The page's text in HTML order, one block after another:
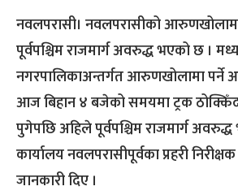
नवलपरासी। नवलपरासीको
पूर्वपश्चिम राजमार्ग अवरुद्ध भएको छ ।
नगरपालिकाअन्तर्गत आरुणखोलामा
आज बिहान ४ बजेको समयमा ट्रक
पुगेपछि अहिले पूर्वपश्चिम राजमार्ग अवरुद्ध
कार्यालय नवलपरासीपूर्वका प्रहरी
जानकारी दिए ।